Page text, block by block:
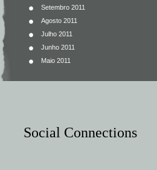
Setembro 2011
Agosto 2011
Julho 2011
Junho 2011
Maio 2011
Social Connections